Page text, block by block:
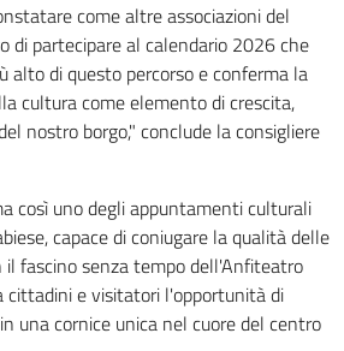
come altre associazioni del
di partecipare al calendario 2026 che
alto di questo percorso e conferma la
cultura come elemento di crescita,
nostro borgo," conclude la consigliere
così uno degli appuntamenti culturali
capace di coniugare la qualità delle
fascino senza tempo dell'Anfiteatro
cittadini e visitatori l'opportunità di
una cornice unica nel cuore del centro